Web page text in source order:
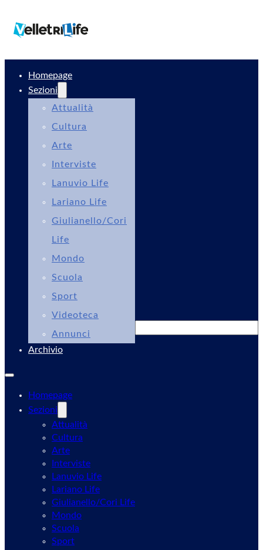
Homepage
Sezioni
Attualità
Cultura
Arte
Interviste
Lanuvio Life
Lariano Life
Giulianello/Cori
Life
Mondo
Scuola
Sport
Videoteca
Annunci
Archivio
Homepage
Sezioni
Attualità
Cultura
Arte
Interviste
Lanuvio Life
Lariano Life
Giulianello/Cori Life
Mondo
Scuola
Sport